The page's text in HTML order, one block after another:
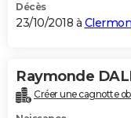
Décès
23/10/2018 à
Raymonde
Créer une cagnotte